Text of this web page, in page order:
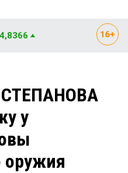
Рейтинги
Блоги
Архив
СТЕПАНОВА
у
оружия